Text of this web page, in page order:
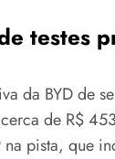
testes
da BYD de
de R$
pista, que